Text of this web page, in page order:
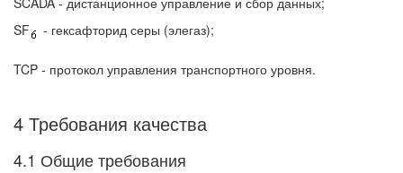
SF
- гексафторид серы (элегаз);
TCP - протокол управления транспортного уровня.
4 Требования качества
4.1 Общие требования